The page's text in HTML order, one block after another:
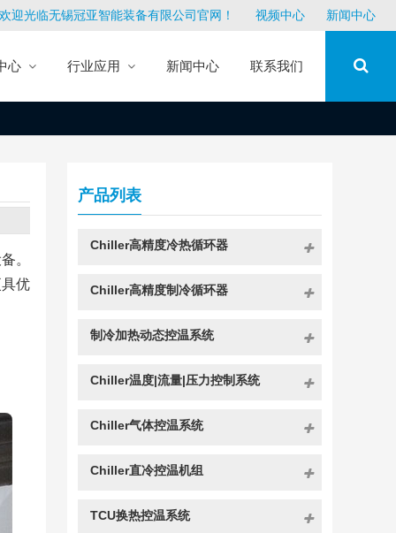
迎光临无锡冠亚智能装备有限公司官网！ 视频中心 新闻中心
心 行业应用 新闻中心 联系我们
。
优
产品列表
Chiller高精度冷热循环器
Chiller高精度制冷循环器
制冷加热动态控温系统
Chiller温度|流量|压力控制系统
Chiller气体控温系统
Chiller直冷控温机组
TCU换热控温系统